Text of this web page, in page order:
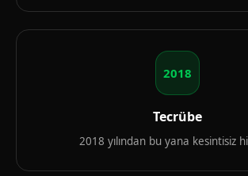
2018
Tecrübe
2018 yılından bu yana kesintisiz